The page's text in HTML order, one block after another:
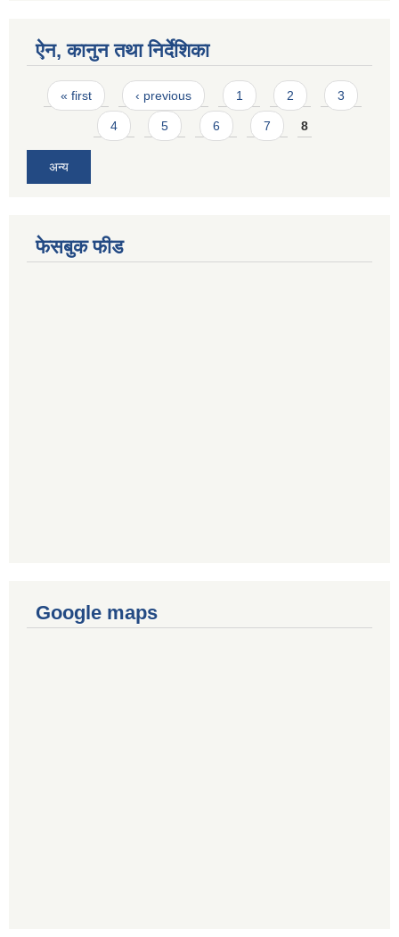
ऐन, कानुन तथा निर्देशिका
Pages
« first ‹ previous 1 2 3
4 5 6 7 8
अन्य
फेसबुक फीड
Google maps